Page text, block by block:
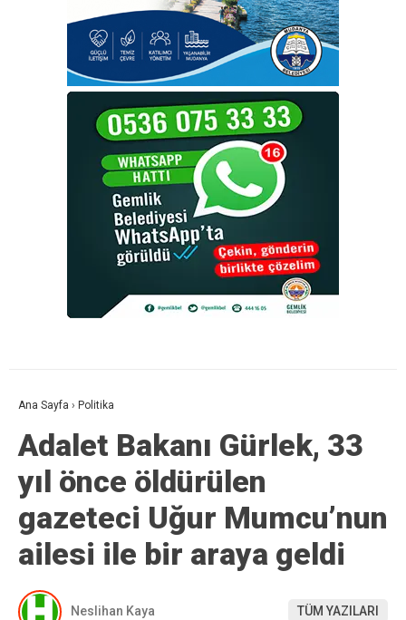
Ana Sayfa › Politika
Adalet Bakanı Gürlek, 33
yıl önce öldürülen
gazeteci Uğur Mumcu’nun
ailesi ile bir araya geldi
Neslihan Kaya TÜM YAZILARI